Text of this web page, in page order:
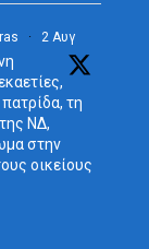
· 2 Αυγ
τη
ΝΔ,
στην
οικείους